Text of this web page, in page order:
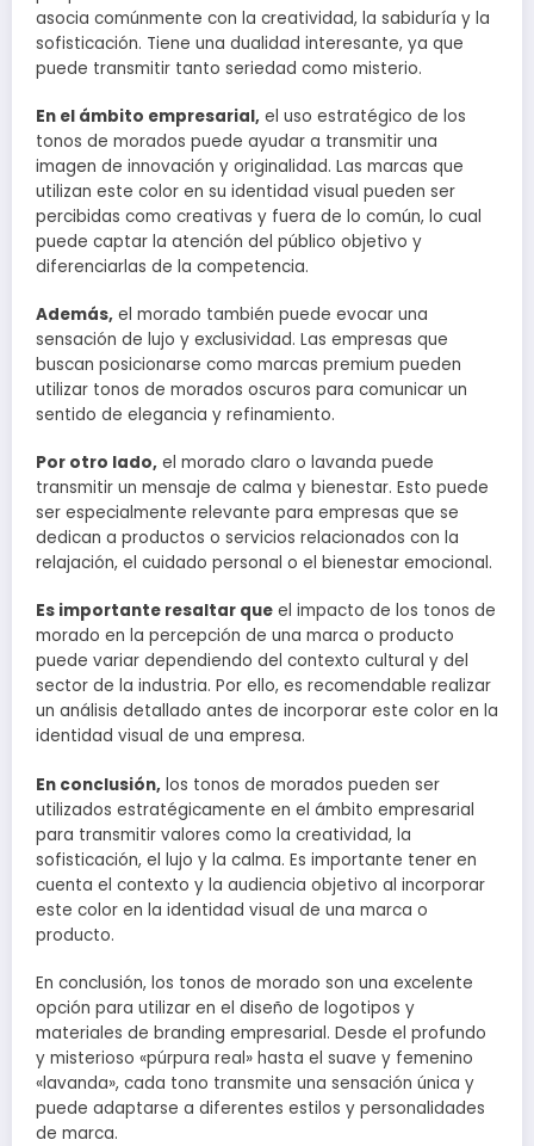
asocia comúnmente con la creatividad, la sabiduría y la
sofisticación. Tiene una dualidad interesante, ya que
puede transmitir tanto seriedad como misterio.
En el ámbito empresarial, el uso estratégico de los
tonos de morados puede ayudar a transmitir una
imagen de innovación y originalidad. Las marcas que
utilizan este color en su identidad visual pueden ser
percibidas como creativas y fuera de lo común, lo cual
puede captar la atención del público objetivo y
diferenciarlas de la competencia.
Además, el morado también puede evocar una
sensación de lujo y exclusividad. Las empresas que
buscan posicionarse como marcas premium pueden
utilizar tonos de morados oscuros para comunicar un
sentido de elegancia y refinamiento.
Por otro lado, el morado claro o lavanda puede
transmitir un mensaje de calma y bienestar. Esto puede
ser especialmente relevante para empresas que se
dedican a productos o servicios relacionados con la
relajación, el cuidado personal o el bienestar emocional.
Es importante resaltar que el impacto de los tonos de
morado en la percepción de una marca o producto
puede variar dependiendo del contexto cultural y del
sector de la industria. Por ello, es recomendable realizar
un análisis detallado antes de incorporar este color en la
identidad visual de una empresa.
En conclusión, los tonos de morados pueden ser
utilizados estratégicamente en el ámbito empresarial
para transmitir valores como la creatividad, la
sofisticación, el lujo y la calma. Es importante tener en
cuenta el contexto y la audiencia objetivo al incorporar
este color en la identidad visual de una marca o
producto.
En conclusión, los tonos de morado son una excelente
opción para utilizar en el diseño de logotipos y
materiales de branding empresarial. Desde el profundo
y misterioso «púrpura real» hasta el suave y femenino
«lavanda», cada tono transmite una sensación única y
puede adaptarse a diferentes estilos y personalidades
de marca.